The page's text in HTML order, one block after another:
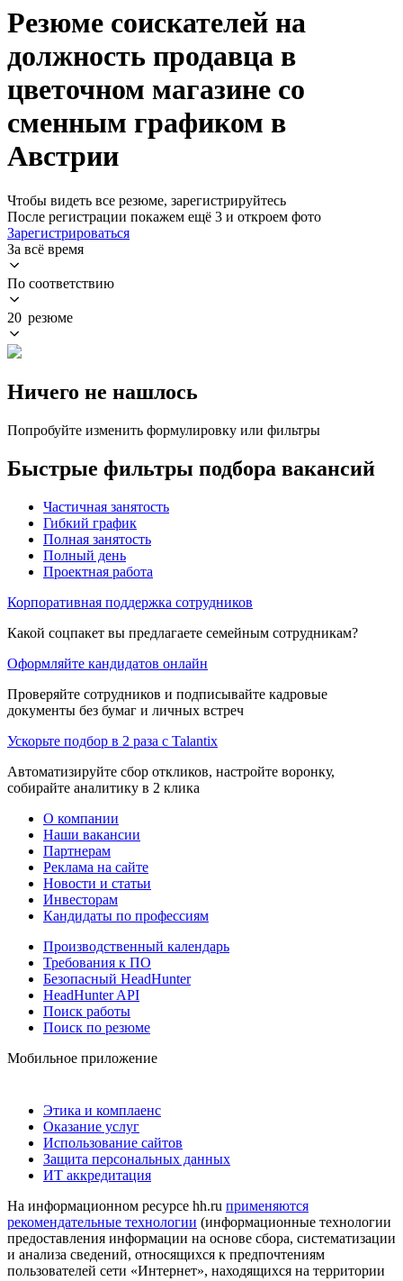
Резюме соискателей на
должность продавца в
цветочном магазине со
сменным графиком в
Австрии
Чтобы видеть все резюме, зарегистрируйтесь
После регистрации покажем ещё 3 и откроем фото
Зарегистрироваться
За всё время
По соответствию
20 резюме
Ничего не нашлось
Попробуйте изменить формулировку или фильтры
Быстрые фильтры подбора вакансий
Частичная занятость
Гибкий график
Полная занятость
Полный день
Проектная работа
Корпоративная поддержка сотрудников
Какой соцпакет вы предлагаете семейным сотрудникам?
Оформляйте кандидатов онлайн
Проверяйте сотрудников и подписывайте кадровые
документы без бумаг и личных встреч
Ускорьте подбор в 2 раза с Talantix
Автоматизируйте сбор откликов, настройте воронку,
собирайте аналитику в 2 клика
О компании
Наши вакансии
Партнерам
Реклама на сайте
Новости и статьи
Инвесторам
Кандидаты по профессиям
Производственный календарь
Требования к ПО
Безопасный HeadHunter
HeadHunter API
Поиск работы
Поиск по резюме
Мобильное приложение
Этика и комплаенс
Оказание услуг
Использование сайтов
Защита персональных данных
ИТ аккредитация
На информационном ресурсе hh.ru применяются
рекомендательные технологии (информационные технологии
предоставления информации на основе сбора, систематизации
и анализа сведений, относящихся к предпочтениям
пользователей сети «Интернет», находящихся на территории